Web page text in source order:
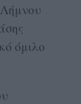
όμιλο